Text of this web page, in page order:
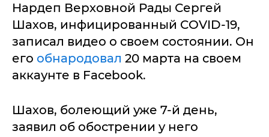
Нардеп Верховной Рады Сергей
Шахов, инфицированный COVID-19,
записал видео о своем состоянии. Он
его обнародовал 20 марта на своем
аккаунте в Facebook.
Шахов, болеющий уже 7-й день,
заявил об обострении у него